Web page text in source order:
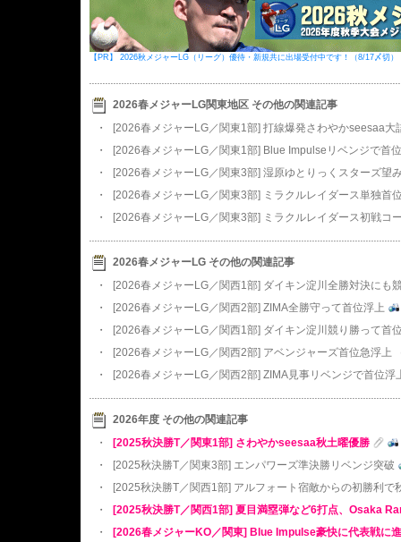
【PR】 2026秋メジャーLG（リーグ）優待・新規共に出場受付中です！（8/17〆切）
2026春メジャーLG関東地区 その他の関連記事
・
[2026春メジャーLG／関東1部] 打線爆発さわやかseesaa大
・
[2026春メジャーLG／関東1部] Blue Impulseリベンジで首
・
[2026春メジャーLG／関東3部] 湿原ゆとりっくスターズ望
・
[2026春メジャーLG／関東3部] ミラクルレイダース単独首
・
[2026春メジャーLG／関東3部] ミラクルレイダース初戦コ
2026春メジャーLG その他の関連記事
・
[2026春メジャーLG／関西1部] ダイキン淀川全勝対決にも
・
[2026春メジャーLG／関西2部] ZIMA全勝守って首位浮上
・
[2026春メジャーLG／関西1部] ダイキン淀川競り勝って首
・
[2026春メジャーLG／関西2部] アベンジャーズ首位急浮上
・ [2026春メジャーLG／関西2部] ZIMA見事リベンジで首位浮
2026年度 その他の関連記事
・
[2025秋決勝T／関東1部] さわやかseesaa秋土曜優勝
・
[2025秋決勝T／関東3部] エンパワーズ準決勝リベンジ突破
・
[2025秋決勝T／関西1部] アルフォート宿敵からの初勝利で
・
[2025秋決勝T／関西1部] 夏目満塁弾など6打点、Osaka
・
[2026春メジャーKO／関東] Blue Impulse豪快に代表戦に